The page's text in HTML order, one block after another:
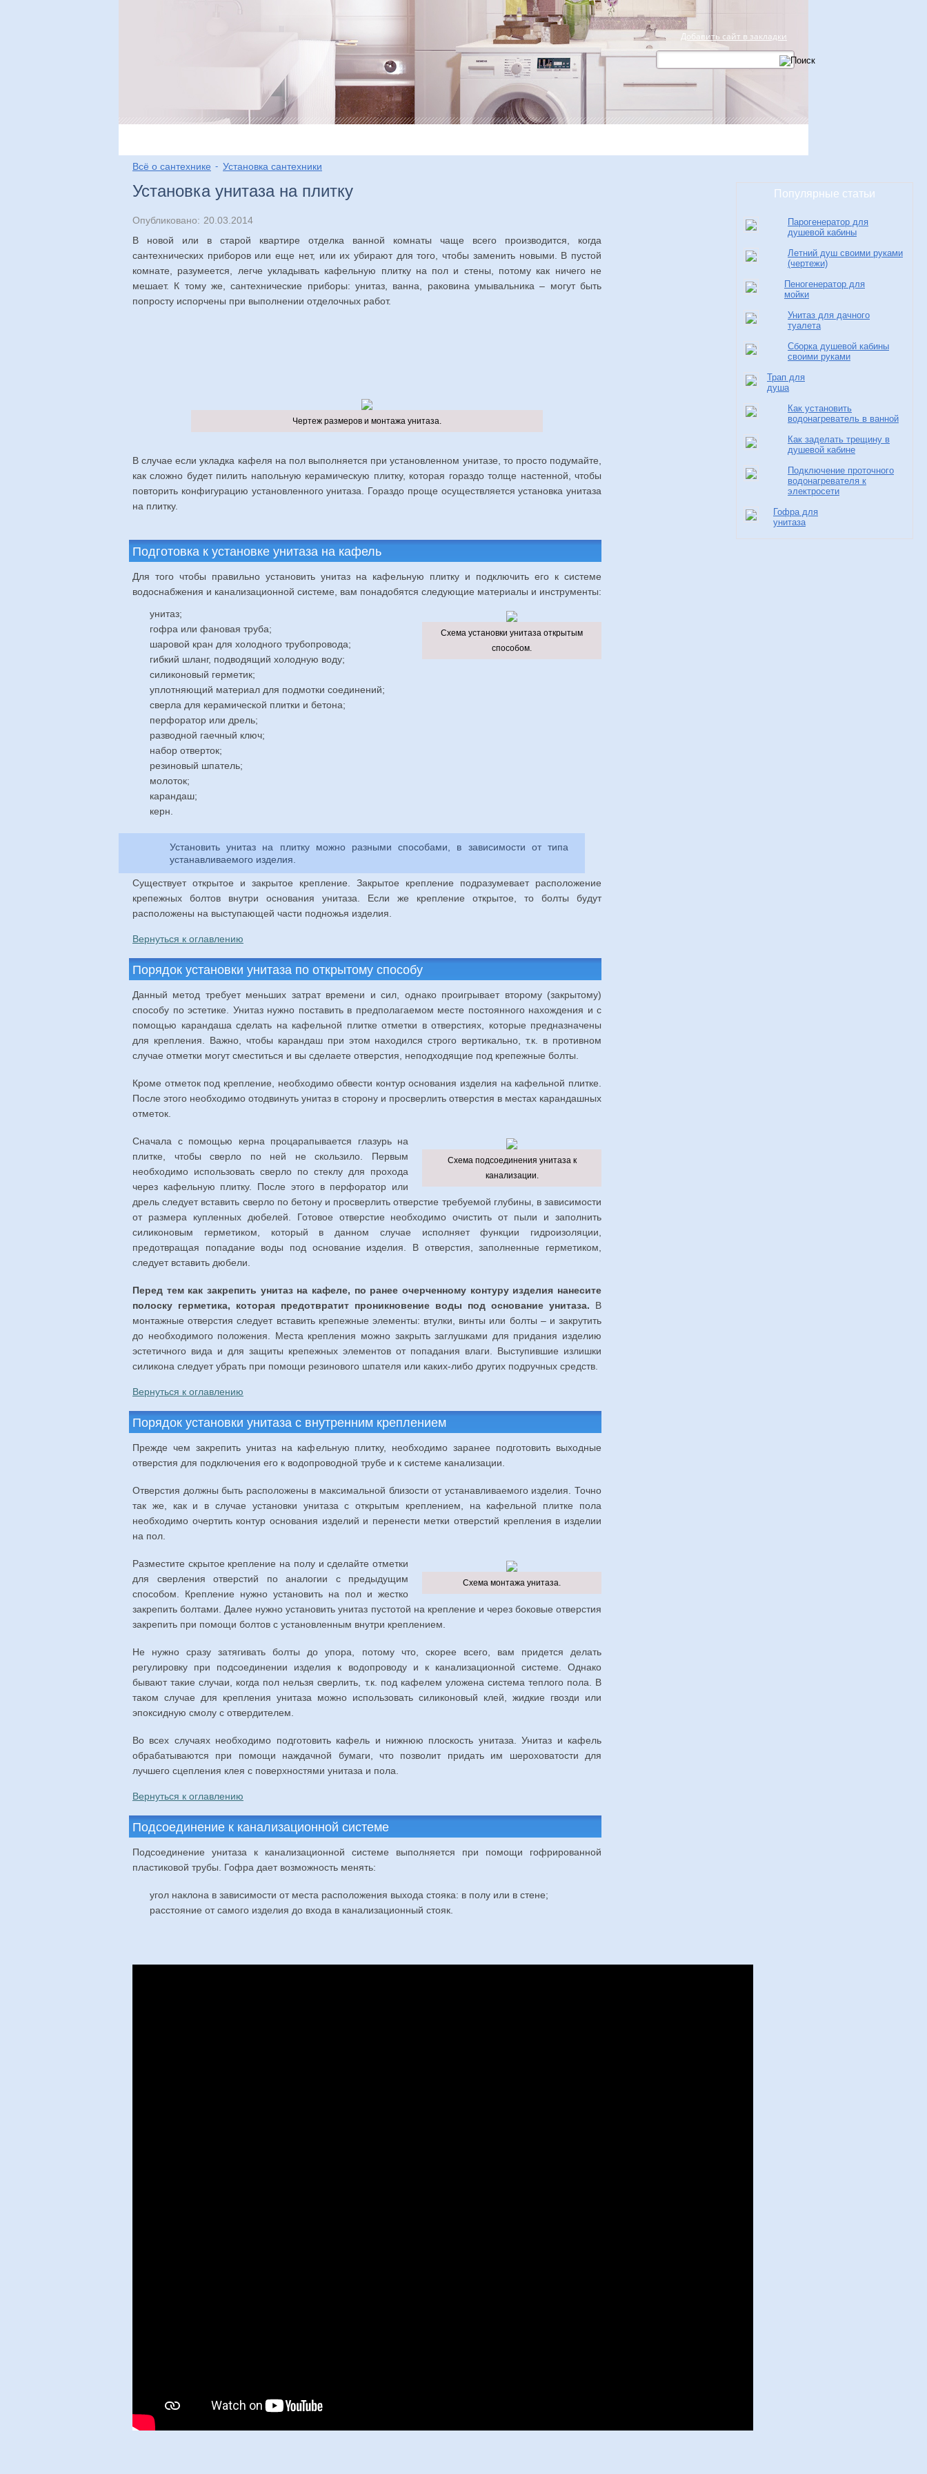
Добавить сайт в закладки
Всё о сантехнике Установка сантехники
Установка унитаза на плитку
Опубликовано: 20.03.2014
В новой или в старой квартире отделка ванной комнаты чаще всего производится, когда
сантехнических приборов или еще нет, или их убирают для того, чтобы заменить новыми. В пустой
комнате, разумеется, легче укладывать кафельную плитку на пол и стены, потому как ничего не
мешает. К тому же, сантехнические приборы: унитаз, ванна, раковина умывальника – могут быть
попросту испорчены при выполнении отделочных работ.
Чертеж размеров и монтажа унитаза.
В случае если укладка кафеля на пол выполняется при установленном унитазе, то просто подумайте,
как сложно будет пилить напольную керамическую плитку, которая гораздо толще настенной, чтобы
повторить конфигурацию установленного унитаза. Гораздо проще осуществляется установка унитаза
на плитку.
Подготовка к установке унитаза на кафель
Для того чтобы правильно установить унитаз на кафельную плитку и подключить его к системе
водоснабжения и канализационной системе, вам понадобятся следующие материалы и инструменты:
Схема установки унитаза открытым
способом.
унитаз;
гофра или фановая труба;
шаровой кран для холодного трубопровода;
гибкий шланг, подводящий холодную воду;
силиконовый герметик;
уплотняющий материал для подмотки соединений;
сверла для керамической плитки и бетона;
перфоратор или дрель;
разводной гаечный ключ;
набор отверток;
резиновый шпатель;
молоток;
карандаш;
керн.
Установить унитаз на плитку можно разными способами, в зависимости от типа
устанавливаемого изделия.
Существует открытое и закрытое крепление. Закрытое крепление подразумевает расположение
крепежных болтов внутри основания унитаза. Если же крепление открытое, то болты будут
расположены на выступающей части подножья изделия.
Вернуться к оглавлению
Порядок установки унитаза по открытому способу
Данный метод требует меньших затрат времени и сил, однако проигрывает второму (закрытому)
способу по эстетике. Унитаз нужно поставить в предполагаемом месте постоянного нахождения и с
помощью карандаша сделать на кафельной плитке отметки в отверстиях, которые предназначены
для крепления. Важно, чтобы карандаш при этом находился строго вертикально, т.к. в противном
случае отметки могут сместиться и вы сделаете отверстия, неподходящие под крепежные болты.
Кроме отметок под крепление, необходимо обвести контур основания изделия на кафельной плитке.
После этого необходимо отодвинуть унитаз в сторону и просверлить отверстия в местах карандашных
отметок.
Схема подсоединения унитаза к
канализации.
Сначала с помощью керна процарапывается глазурь на
плитке, чтобы сверло по ней не скользило. Первым
необходимо использовать сверло по стеклу для прохода
через кафельную плитку. После этого в перфоратор или
дрель следует вставить сверло по бетону и просверлить отверстие требуемой глубины, в зависимости
от размера купленных дюбелей. Готовое отверстие необходимо очистить от пыли и заполнить
силиконовым герметиком, который в данном случае исполняет функции гидроизоляции,
предотвращая попадание воды под основание изделия. В отверстия, заполненные герметиком,
следует вставить дюбели.
Перед тем как закрепить унитаз на кафеле, по ранее очерченному контуру изделия нанесите
полоску герметика, которая предотвратит проникновение воды под основание унитаза. В
монтажные отверстия следует вставить крепежные элементы: втулки, винты или болты – и закрутить
до необходимого положения. Места крепления можно закрыть заглушками для придания изделию
эстетичного вида и для защиты крепежных элементов от попадания влаги. Выступившие излишки
силикона следует убрать при помощи резинового шпателя или каких-либо других подручных средств.
Вернуться к оглавлению
Порядок установки унитаза с внутренним креплением
Прежде чем закрепить унитаз на кафельную плитку, необходимо заранее подготовить выходные
отверстия для подключения его к водопроводной трубе и к системе канализации.
Отверстия должны быть расположены в максимальной близости от устанавливаемого изделия. Точно
так же, как и в случае установки унитаза с открытым креплением, на кафельной плитке пола
необходимо очертить контур основания изделий и перенести метки отверстий крепления в изделии
на пол.
Схема монтажа унитаза.
Разместите скрытое крепление на полу и сделайте отметки
для сверления отверстий по аналогии с предыдущим
способом. Крепление нужно установить на пол и жестко
закрепить болтами. Далее нужно установить унитаз пустотой на крепление и через боковые отверстия
закрепить при помощи болтов с установленным внутри креплением.
Не нужно сразу затягивать болты до упора, потому что, скорее всего, вам придется делать
регулировку при подсоединении изделия к водопроводу и к канализационной системе. Однако
бывают такие случаи, когда пол нельзя сверлить, т.к. под кафелем уложена система теплого пола. В
таком случае для крепления унитаза можно использовать силиконовый клей, жидкие гвозди или
эпоксидную смолу с отвердителем.
Во всех случаях необходимо подготовить кафель и нижнюю плоскость унитаза. Унитаз и кафель
обрабатываются при помощи наждачной бумаги, что позволит придать им шероховатости для
лучшего сцепления клея с поверхностями унитаза и пола.
Вернуться к оглавлению
Подсоединение к канализационной системе
Подсоединение унитаза к канализационной системе выполняется при помощи гофрированной
пластиковой трубы. Гофра дает возможность менять:
угол наклона в зависимости от места расположения выхода стояка: в полу или в стене;
расстояние от самого изделия до входа в канализационный стояк.
Популярные статьи
Парогенератор для
душевой кабины
Летний душ своими руками
(чертежи)
Пеногенератор для
мойки
Унитаз для дачного
туалета
Сборка душевой кабины
своими руками
Трап для
душа
Как установить
водонагреватель в ванной
Как заделать трещину в
душевой кабине
Подключение проточного
водонагревателя к
электросети
Гофра для
унитаза